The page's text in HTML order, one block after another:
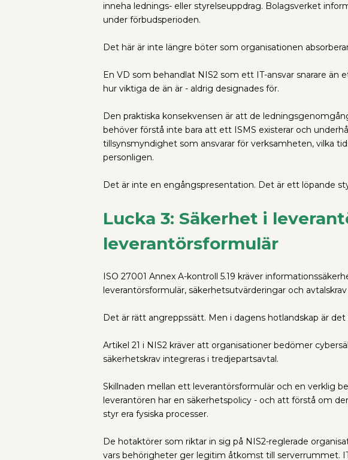
inneha lednings- eller styrelseuppdrag. Bolagsverket
under förbudsperioden.
Det här är inte längre böter som organisationen
En VD som behandlat NIS2 som ett IT-ansvar snarare än
hur viktiga de än är - aldrig designades för.
Den praktiska konsekvensen är att de
behöver förstå inte bara att ett ISMS existerar och
tillsynsmyndighet som ansvarar för verksamheten, vilka
personligen.
Det är inte en engångspresentation. Det är ett löpande
Lucka 3: Säkerhet i
leverantörsformulär
ISO 27001 Annex A-kontroll 5.19 kräver
leverantörsformulär, säkerhetsutvärderingar och
Det är rätt angreppssätt. Men i dagens hotlandskap är
Artikel 21 i NIS2 kräver att organisationer bedömer
säkerhetskrav integreras i tredjepartsavtal.
Skillnaden mellan ett leverantörsformulär och en verklig
leverantören har en säkerhetspolicy - och att förstå om
styr era fysiska processer.
De hotaktörer som riktar in sig på NIS2-reglerade
vars behörigheter ger legitim åtkomst till serverrummet.